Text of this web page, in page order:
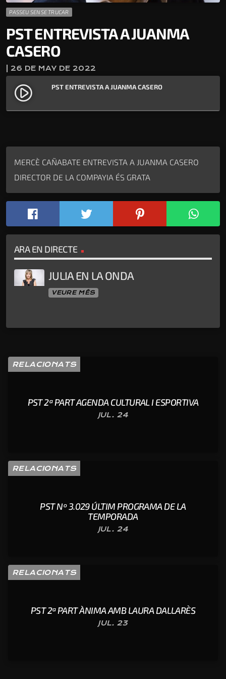
PASSEU SENSE TRUCAR
PST ENTREVISTA A JUANMA
CASERO
| 26 DE MAY DE 2022
play_circle_filled PST ENTREVISTA A JUANMA CASERO
MERCÈ CAÑABATE ENTREVISTA A JUANMA CASERO
DIRECTOR DE LA COMPAYIA ÉS GRATA
ARA EN DIRECTE
JULIA EN LA ONDA
VEURE MÉS
RELACIONATS
PST 2ª PART AGENDA CULTURAL I ESPORTIVA
JUL. 24
RELACIONATS
PST Nº 3.029 ÚLTIM PROGRAMA DE LA
TEMPORADA
JUL. 24
RELACIONATS
PST 2ª PART ÀNIMA AMB LAURA DALLARÈS
JUL. 23